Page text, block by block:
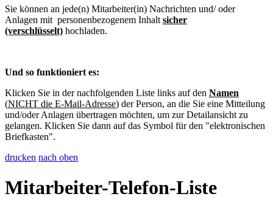
Sie können an jede(n) Mitarbeiter(in) Nachrichten und/ oder
Anlagen mit personenbezogenem Inhalt sicher
(verschlüsselt) hochladen.
Und so funktioniert es:
Klicken Sie in der nachfolgenden Liste links auf den Namen
(NICHT die E-Mail-Adresse) der Person, an die Sie eine Mitteilung
und/oder Anlagen übertragen möchten, um zur Detailansicht zu
gelangen. Klicken Sie dann auf das Symbol für den "elektronischen
Briefkasten".
drucken nach oben
Mitarbeiter-Telefon-Liste